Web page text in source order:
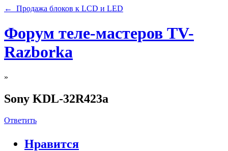
← Продажа блоков к LCD и LED
Форум теле-мастеров TV-
Razborka
»
Sony KDL-32R423a
Ответить
Нравится